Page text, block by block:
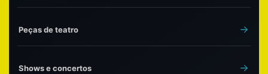
Peças de teatro
Shows e concertos